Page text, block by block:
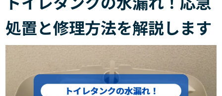
処置と修理方法を解説します